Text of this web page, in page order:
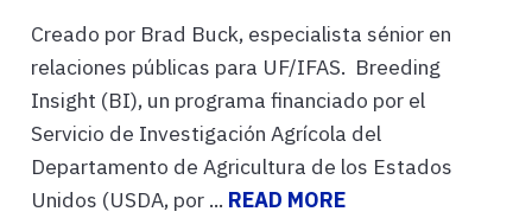
Creado por Brad Buck, especialista sénior en
relaciones públicas para UF/IFAS. Breeding
Insight (BI), un programa financiado por el
Servicio de Investigación Agrícola del
Departamento de Agricultura de los Estados
Unidos (USDA, por ... READ MORE